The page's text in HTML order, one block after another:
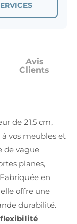
Avis
Clients
de 21,5 cm,
vos meubles et
de vague
planes,
en
offre une
durabilité.
flexibilité